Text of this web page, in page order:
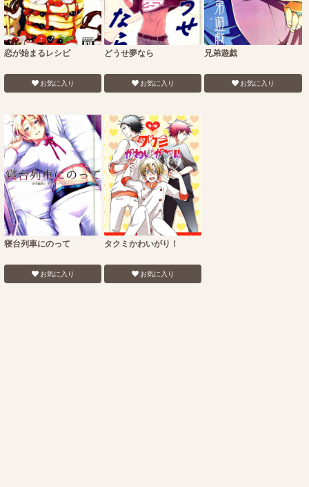
恋が始まるレシピ
お気に入り
どうせ夢なら
お気に入り
兄弟遊戯
お気に入り
寝台列車にのって
お気に入り
タクミかわいがり！
お気に入り